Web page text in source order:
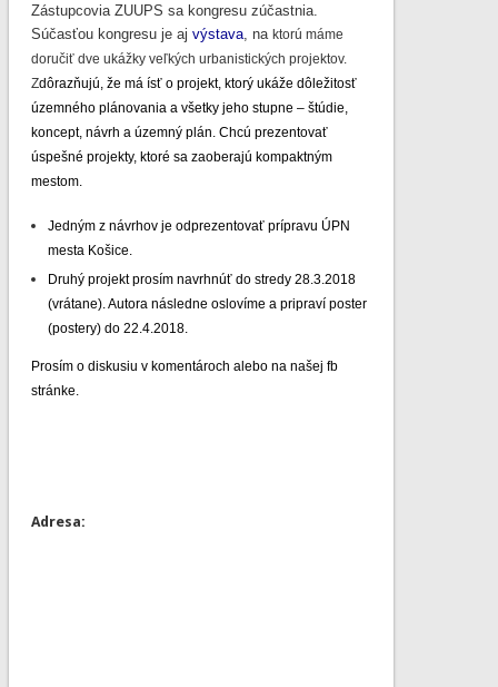
Zástupcovia ZUUPS sa kongresu zúčastnia.
Súčasťou kongresu je aj výstava, na ktorú máme
doručiť dve ukážky veľkých urbanistických projektov.
Zdôrazňujú, že má ísť o projekt, ktorý ukáže dôležitosť
územného plánovania a všetky jeho stupne – štúdie,
koncept, návrh a územný plán. Chcú prezentovať
úspešné projekty, ktoré sa zaoberajú kompaktným
mestom.
Jedným z návrhov je odprezentovať prípravu ÚPN
mesta Košice.
Druhý projekt prosím navrhnúť do stredy 28.3.2018
(vrátane). Autora následne oslovíme a pripraví poster
(postery) do 22.4.2018.
Prosím o diskusiu v komentároch alebo na našej fb
stránke.
Adresa: